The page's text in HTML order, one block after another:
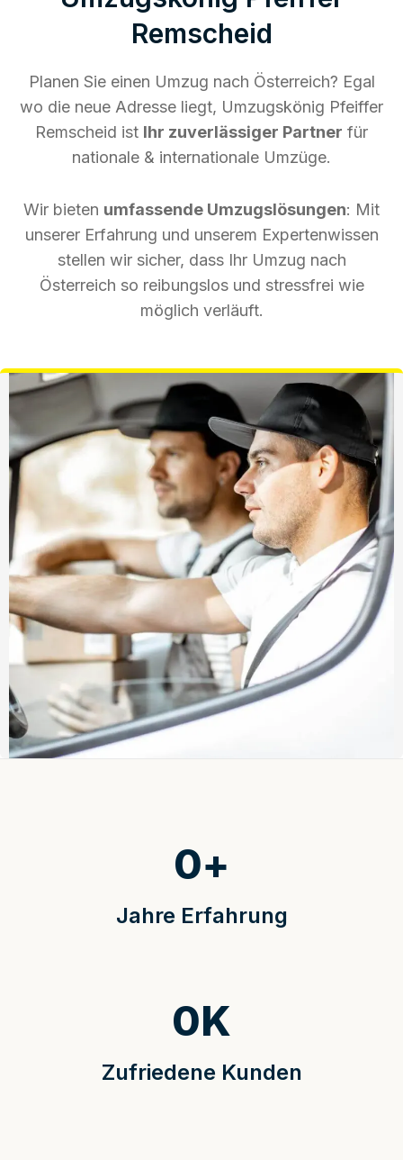
Remscheid
Planen Sie einen Umzug nach Österreich? Egal
wo die neue Adresse liegt, Umzugskönig Pfeiffer
Remscheid ist Ihr zuverlässiger Partner für
nationale & internationale Umzüge.
Wir bieten umfassende Umzugslösungen: Mit
unserer Erfahrung und unserem Expertenwissen
stellen wir sicher, dass Ihr Umzug nach
Österreich so reibungslos und stressfrei wie
möglich verläuft.
Jahre Erfahrung
0+
Zufriedene Kunden
0K